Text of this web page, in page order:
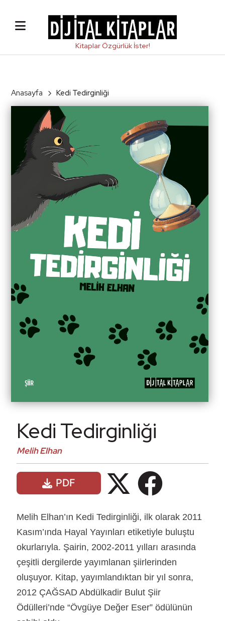
Anasayfa Kedi Tedirginliği
Kedi Tedirginliği
Melih Elhan
PDF
Melih Elhan’ın Kedi Tedirginliği, ilk olarak 2011
Kasım’ında Hayal Yayınları etiketiyle buluştu
okurlarıyla. Şairin, 2002-2011 yılları arasında
çeşitli dergilerde yayımlanan şiirlerinden
oluşuyor. Kitap, yayımlandıktan bir yıl sonra,
2012 ÇAĞSAD Abdülkadir Bulut Şiir
Ödülleri’nde “Övgüye Değer Eser” ödülünün